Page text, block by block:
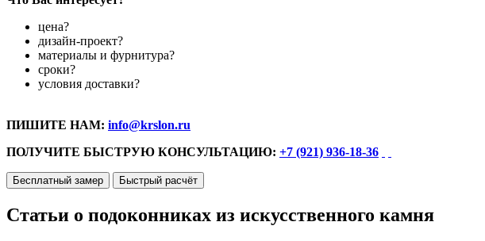
цена?
дизайн-проект?
материалы и фурнитура?
сроки?
условия доставки?
ПИШИТЕ НАМ: info@krslon.ru
ПОЛУЧИТЕ БЫСТРУЮ КОНСУЛЬТАЦИЮ: +7 (921) 936-18-36
Бесплатный замер Быстрый расчёт
Статьи о подоконниках из искусственного камня